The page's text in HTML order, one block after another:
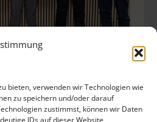
bieten, verwenden wir Technologien wie
zu speichern und/oder darauf
zustimmst, können wir Daten
IDs auf dieser Website
29. Oktober 2025